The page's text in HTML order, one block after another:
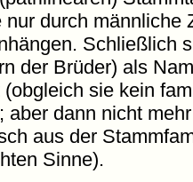
nur durch männliche
Schließlich
der Brüder) als
(obgleich sie kein
aber dann nicht
aus der
Sinne).